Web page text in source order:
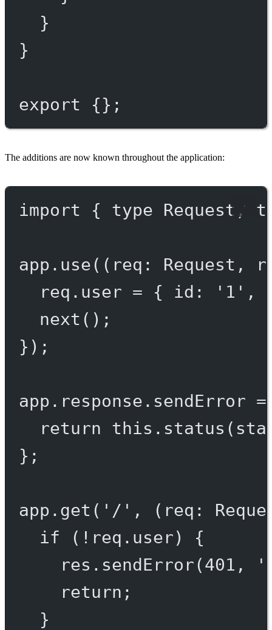
}
}
export {};
The additions are now known throughout the application:
import { type Request,
app. use(( req : Request ,
req.user = { id: '1' ,
next ();
});
app.response. sendError =
return
this . status
};
app. get ( '/' , ( req :
if ( ! req.user) {
res. sendError(401 ,
return ;
}